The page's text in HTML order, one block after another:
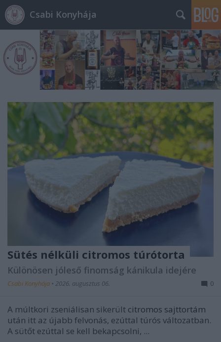
Csabi Konyhája
Sütés nélküli citromos túrótorta
Különösen jóleső finomság kánikula idejére
Csabi Konyhája • 2026. augusztus 06. 0
A múltkori zseniálisan sikerült citromos sajttortám
után itt az újabb felvonás, ezúttal túrós változatban.
A sütőt ezúttal se kell bekapcsolni, ...